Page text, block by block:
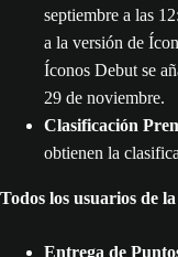
septiembre a las
a la versión de
Íconos Debut se
29 de noviembre.
Clasificación
obtienen la
Todos los usuarios de
Entrega de